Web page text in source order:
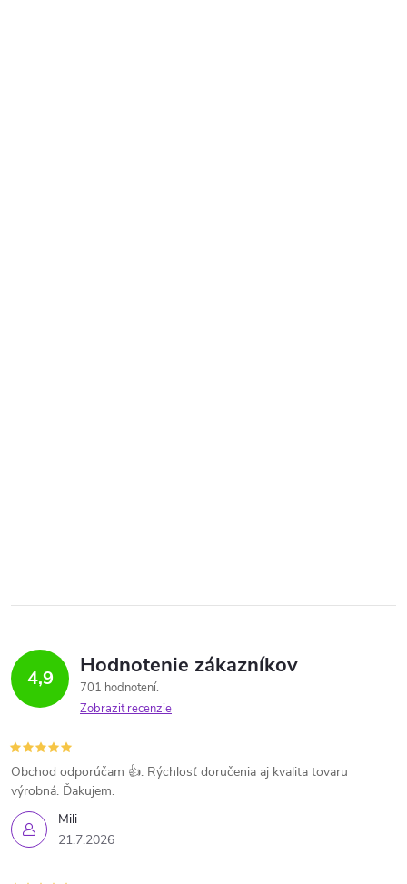
4,9 Hodnotenie zákazníkov
701 hodnotení
Zobraziť recenzie
Mili
21.7.2026
Obchod odporúčam 👍. Rýchlosť doručenia aj kvalita tovaru
výrobná. Ďakujem.